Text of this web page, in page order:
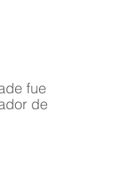
fue
de